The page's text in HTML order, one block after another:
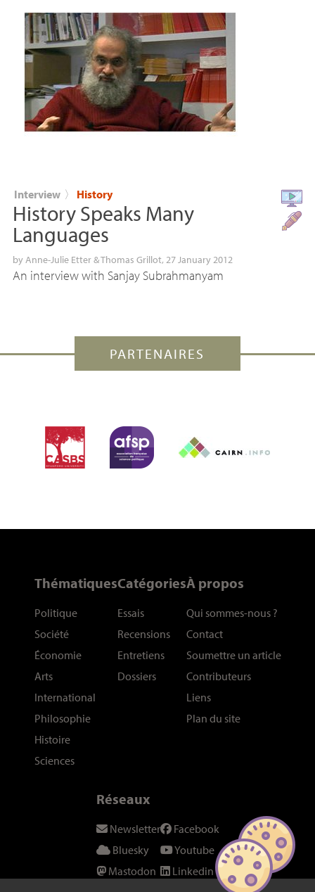
Interview 〉 History
History Speaks Many
Languages
by Anne-Julie Etter&Thomas Grillot, 27 January 2012
An interview with Sanjay Subrahmanyam
PARTENAIRES
Thématiques
Politique
Société
Économie
Arts
International
Philosophie
Histoire
Sciences
Catégories
Essais
Recensions
Entretiens
Dossiers
À propos
Qui sommes-nous ?
Contact
Soumettre un article
Contributeurs
Liens
Plan du site
Réseaux
Newsletter
Bluesky
Mastodon
Facebook
Youtube
Linkedin